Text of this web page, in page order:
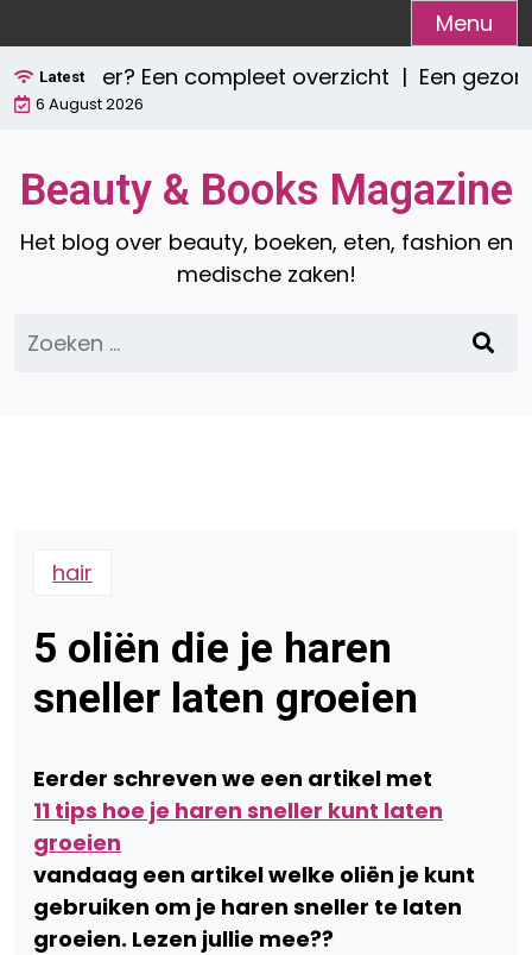
naar
de
inhoud
Menu
Latest
zijn er? Een compleet overzicht |Een gezond
6 August 2026
Beauty & Books Magazine
Het blog over beauty, boeken, eten, fashion en
medische zaken!
Zoeken
naar:
hair
5 oliën die je haren
sneller laten groeien
Eerder schreven we een artikel met
11 tips hoe je haren sneller kunt laten
groeien
vandaag een artikel welke oliën je kunt
gebruiken om je haren sneller te laten
groeien. Lezen jullie mee??